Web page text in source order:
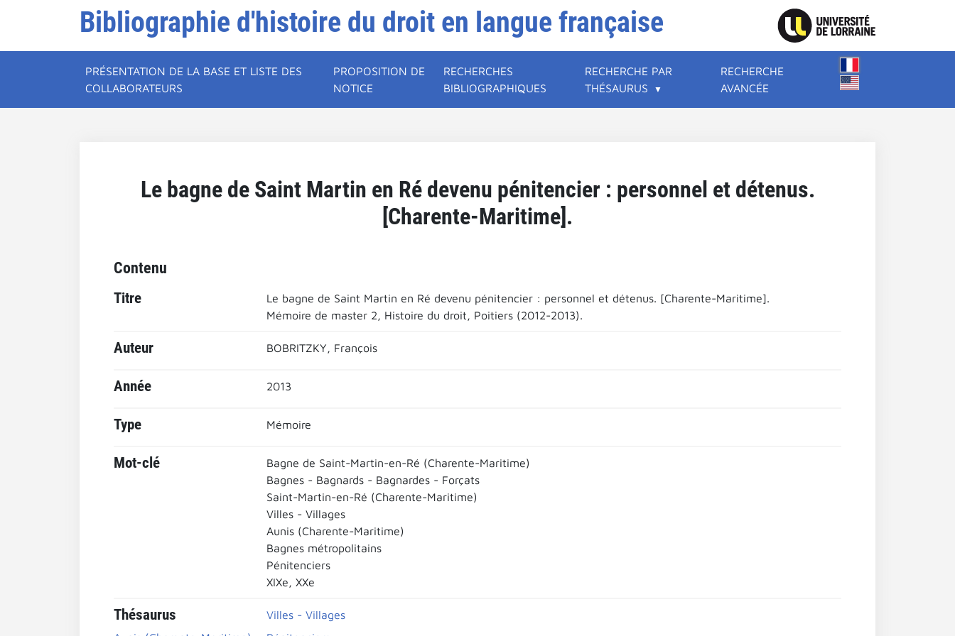
Bibliographie d'histoire du droit en langue française
PRÉSENTATION DE LA BASE ET LISTE DES
COLLABORATEURS
PROPOSITION DE
NOTICE
RECHERCHES
BIBLIOGRAPHIQUES
RECHERCHE PAR
THÉSAURUS
RECHERCHE
AVANCÉE
Le bagne de Saint Martin en Ré devenu pénitencier : personnel et détenus.
[Charente-Maritime].
Contenu
Titre
Le bagne de Saint Martin en Ré devenu pénitencier : personnel et détenus. [Charente-Maritime].
Mémoire de master 2, Histoire du droit, Poitiers (2012-2013).
Auteur BOBRITZKY, François
Année 2013
Type Mémoire
Mot-clé
Bagne de Saint-Martin-en-Ré (Charente-Maritime)
Bagnes - Bagnards - Bagnardes - Forçats
Saint-Martin-en-Ré (Charente-Maritime)
Villes - Villages
Aunis (Charente-Maritime)
Bagnes métropolitains
Pénitenciers
XIXe, XXe
Thésaurus
Villes - Villages